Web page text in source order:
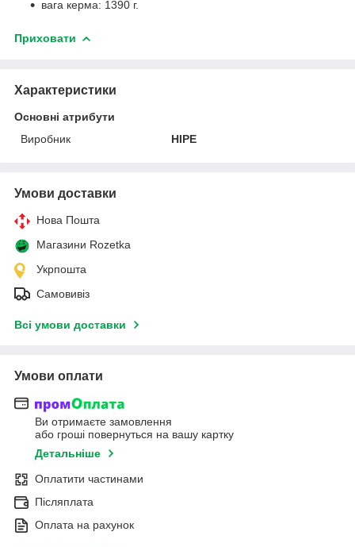
вага керма: 1390 г.
Приховати
Характеристики
Основні атрибути
Виробник
HIPE
Умови доставки
Нова Пошта
Магазини Rozetka
Укрпошта
Самовивіз
Всі умови доставки
Умови оплати
Ви отримаєте замовлення
або гроші повернуться на вашу картку
Детальніше
Оплатити частинами
Післяплата
Оплата на рахунок